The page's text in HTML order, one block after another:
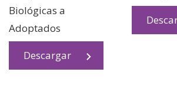
Biológicas a
Adoptados
Descargar